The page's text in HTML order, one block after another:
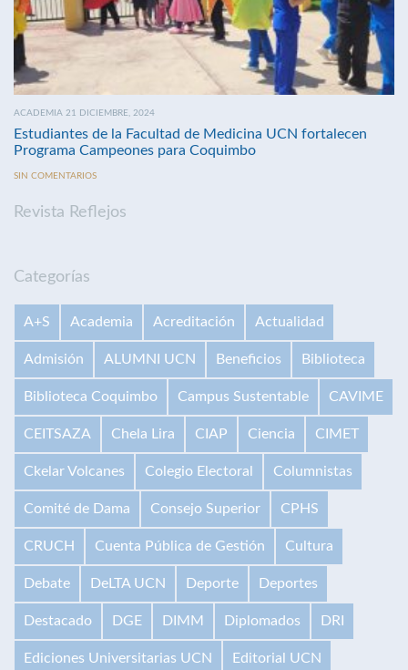
ACADEMIA 21 DICIEMBRE, 2024
Estudiantes de la Facultad de Medicina UCN fortalecen
Programa Campeones para Coquimbo
SIN COMENTARIOS
Revista Reflejos
Categorías
A+S Academia Acreditación Actualidad
Admisión ALUMNI UCN Beneficios Biblioteca
Biblioteca Coquimbo Campus Sustentable CAVIME
CEITSAZA Chela Lira CIAP Ciencia CIMET
Ckelar Volcanes Colegio Electoral Columnistas
Comité de Dama Consejo Superior CPHS
CRUCH Cuenta Pública de Gestión Cultura
Debate DeLTA UCN Deporte Deportes
Destacado DGE DIMM Diplomados DRI
Ediciones Universitarias UCN Editorial UCN